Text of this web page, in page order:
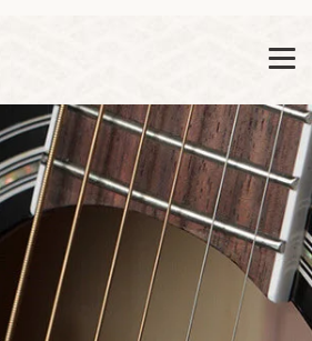
nicht mehr anzeigen